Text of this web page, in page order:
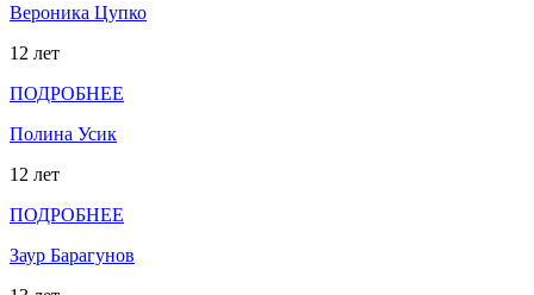
Вероника Цупко
12 лет
ПОДРОБНЕЕ
Полина Усик
12 лет
ПОДРОБНЕЕ
Заур Барагунов